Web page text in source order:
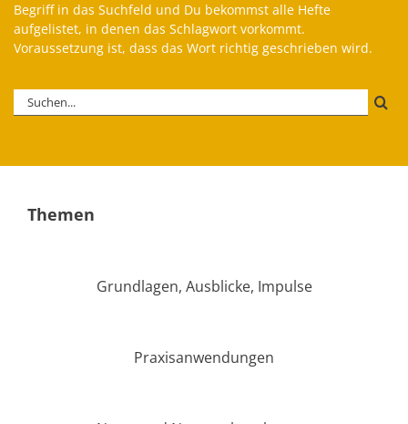
Begriff in das Such­feld und Du bekommst alle Hefte
aufge­lis­tet, in denen das Schlag­wort vorkommt.
Voraus­set­zung ist, dass das Wort richtig geschrieben wird.
Suche
nach:
Themen
Grundlagen, Ausblicke, Impulse
Praxisanwendungen